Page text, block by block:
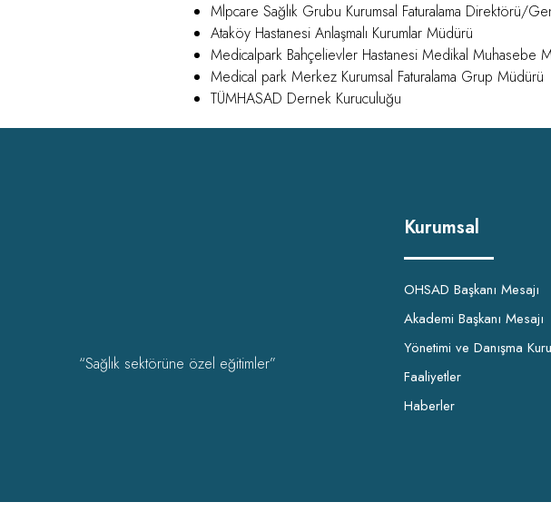
Mlpcare Sağlık Grubu Kurumsal Faturalama Direktörü/
Ataköy Hastanesi Anlaşmalı Kurumlar Müdürü
Medicalpark Bahçelievler Hastanesi Medikal Muhasebe
Medical park Merkez Kurumsal Faturalama Grup Müdürü
TÜMHASAD Dernek Kuruculuğu
“Sağlık sektörüne özel eğitimler”
Kurumsal
OHSAD Başkanı Mesajı
Akademi Başkanı Mesajı
Yönetimi ve Danışma
Faaliyetler
Haberler